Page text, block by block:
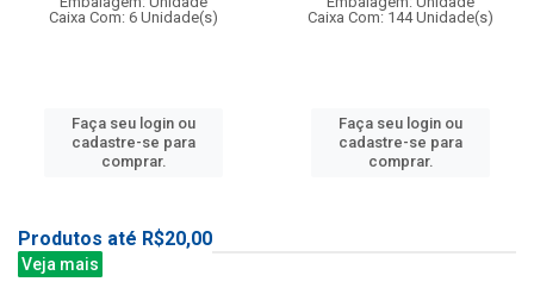
Caixa Com: 6 Unidade(s)
Faça seu login ou
cadastre-se para
comprar.
Caixa Com: 144 Unidade(s)
Faça seu login ou
cadastre-se para
comprar.
Produtos até R$20,00
Veja mais